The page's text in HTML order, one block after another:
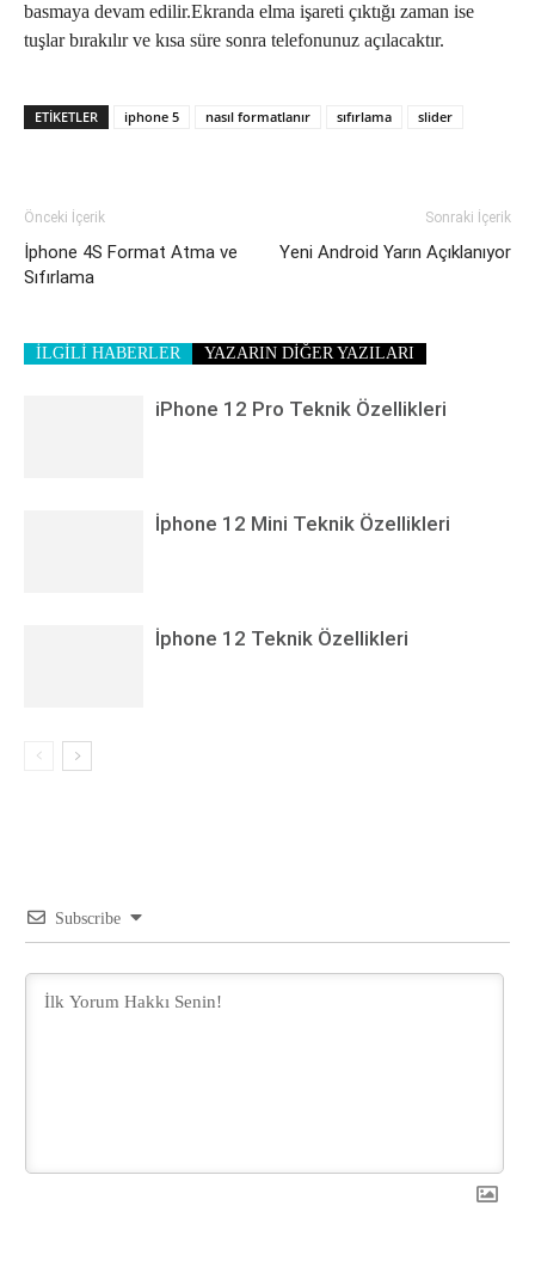
basmaya devam edilir.Ekranda elma işareti çıktığı zaman ise
tuşlar bırakılır ve kısa süre sonra telefonunuz açılacaktır.
ETIKETLER iphone 5 nasıl formatlanır sıfırlama slider
Önceki İçerik
İphone 4S Format Atma ve
Sıfırlama
Sonraki İçerik
Yeni Android Yarın Açıklanıyor
İLGİLİ HABERLER YAZARIN DİĞER YAZILARI
iPhone 12 Pro Teknik Özellikleri
İphone 12 Mini Teknik Özellikleri
İphone 12 Teknik Özellikleri
Subscribe